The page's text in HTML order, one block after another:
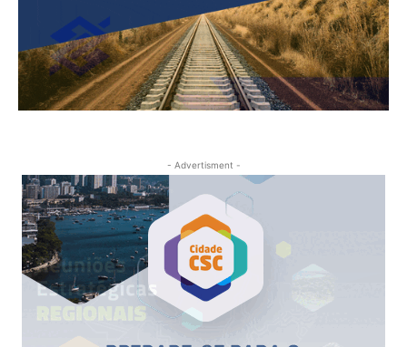
- Advertisment -